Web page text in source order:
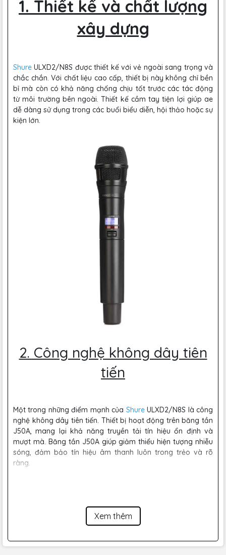
1. Thiết kế và chất lượng
xây dựng
ShureULXD2/N8S được thiết kế với vẻ ngoài sang trọng và
chắc chắn. Với chất liệu cao cấp, thiết bị này không chỉ bền
bỉ mà còn có khả năng chống chịu tốt trước các tác động
từ môi trường bên ngoài. Thiết kế cầm tay tiện lợi giúp ae
dễ dàng sử dụng trong các buổi biểu diễn, hội thảo hoặc sự
kiện lớn.
2. Công nghệ không dây tiên
tiến
Một trong những điểm mạnh của ShureULXD2/N8S là công
nghệ không dây tiên tiến. Thiết bị hoạt động trên băng tần
J50A, mang lại khả năng truyền tải tín hiệu ổn định và
mượt mà. Băng tần J50A giúp giảm thiểu hiện tượng nhiễu
sóng, đảm bảo tín hiệu âm thanh luôn trong trẻo và rõ
ràng.
Xem thêm